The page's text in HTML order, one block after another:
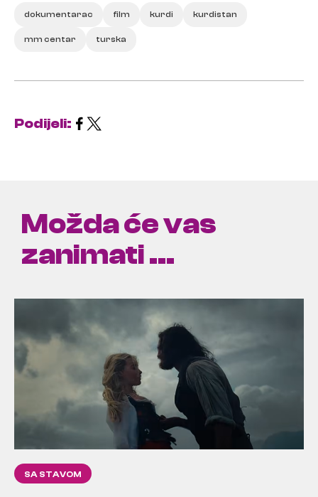
dokumentarac film kurdi kurdistan
mm centar turska
Podijeli:
Možda će vas
zanimati ...
SA STAVOM